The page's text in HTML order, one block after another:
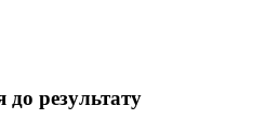
до результату